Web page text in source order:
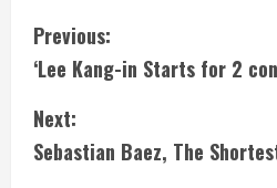
C
o
n
Previous:
‘Lee Kang-in Starts for 2
Next:
Sebastian Baez, The